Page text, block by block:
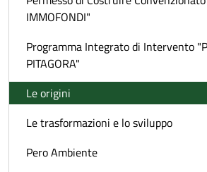
IMMOFONDI"
Programma Integrato di Intervento
PITAGORA"
Le origini
Le trasformazioni e lo sviluppo
Pero Ambiente